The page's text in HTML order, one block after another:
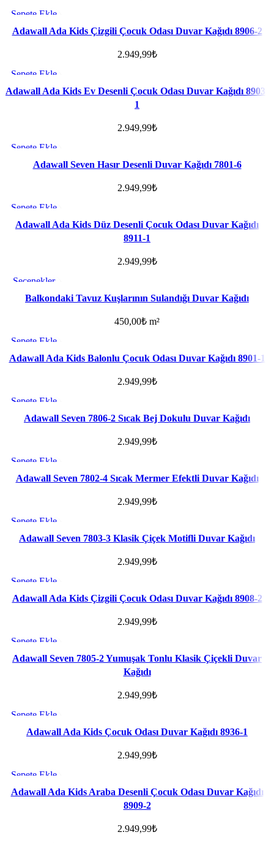
Sepete Ekle
Favorilere ekle
Adawall Ada Kids Çizgili Çocuk Odası Duvar Kağıdı 8906-2
2.949,99₺
Sepete Ekle
Favorilere ekle
Adawall Ada Kids Ev Desenli Çocuk Odası Duvar Kağıdı 8903-
1
2.949,99₺
Sepete Ekle
Favorilere ekle
Adawall Seven Hasır Desenli Duvar Kağıdı 7801-6
2.949,99₺
Sepete Ekle
Favorilere ekle
Adawall Ada Kids Düz Desenli Çocuk Odası Duvar Kağıdı
8911-1
2.949,99₺
Seçenekler
Favorilere ekle
Balkondaki Tavuz Kuşlarının Sulandığı Duvar Kağıdı
450,00₺ m²
Sepete Ekle
Favorilere ekle
Adawall Ada Kids Balonlu Çocuk Odası Duvar Kağıdı 8901-1
2.949,99₺
Sepete Ekle
Favorilere ekle
Adawall Seven 7806-2 Sıcak Bej Dokulu Duvar Kağıdı
2.949,99₺
Sepete Ekle
Favorilere ekle
Adawall Seven 7802-4 Sıcak Mermer Efektli Duvar Kağıdı
2.949,99₺
Sepete Ekle
Favorilere ekle
Adawall Seven 7803-3 Klasik Çiçek Motifli Duvar Kağıdı
2.949,99₺
Sepete Ekle
Favorilere ekle
Adawall Ada Kids Çizgili Çocuk Odası Duvar Kağıdı 8908-2
2.949,99₺
Sepete Ekle
Favorilere ekle
Adawall Seven 7805-2 Yumuşak Tonlu Klasik Çiçekli Duvar
Kağıdı
2.949,99₺
Sepete Ekle
Favorilere ekle
Adawall Ada Kids Çocuk Odası Duvar Kağıdı 8936-1
2.949,99₺
Sepete Ekle
Favorilere ekle
Adawall Ada Kids Araba Desenli Çocuk Odası Duvar Kağıdı
8909-2
2.949,99₺